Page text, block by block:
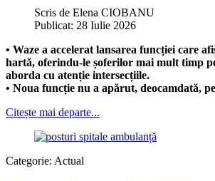
Scris de Elena CIOBANU
Publicat: 28 Iulie 2026
• Waze a accelerat lansarea funcției care
hartă, oferindu-le șoferilor mai mult timp
aborda cu atenție intersecțiile.
• Noua funcție nu a apărut, deocamdată,
Citește mai departe...
Categorie: Actual